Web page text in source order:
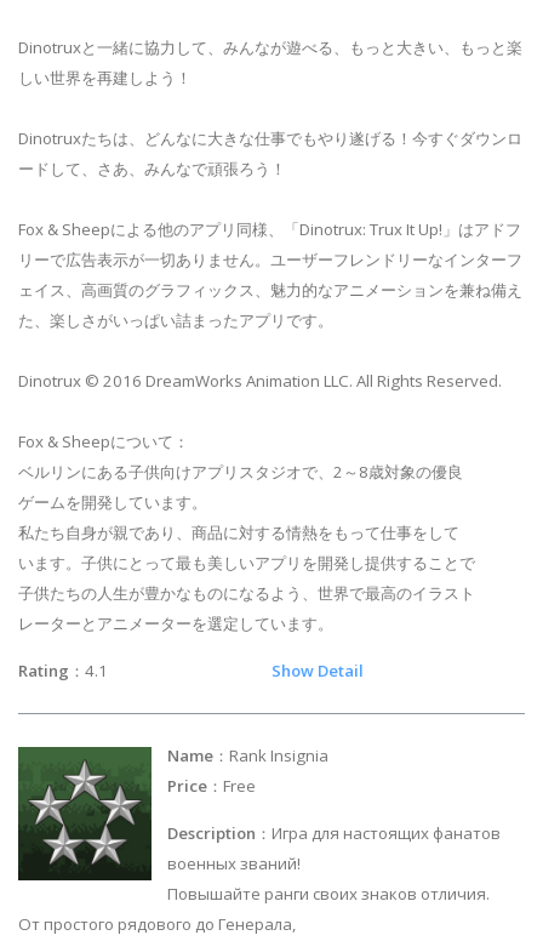
Dinotruxと一緒に協力して、みんなが遊べる、もっと大きい、もっと楽
しい世界を再建しよう！
Dinotruxたちは、どんなに大きな仕事でもやり遂げる！今すぐダウンロ
ードして、さあ、みんなで頑張ろう！
Fox & Sheepによる他のアプリ同様、「Dinotrux: Trux It Up!」はアドフ
リーで広告表示が一切ありません。ユーザーフレンドリーなインターフ
ェイス、高画質のグラフィックス、魅力的なアニメーションを兼ね備え
た、楽しさがいっぱい詰まったアプリです。
Dinotrux © 2016 DreamWorks Animation LLC. All Rights Reserved.
Fox & Sheepについて：
ベルリンにある子供向けアプリスタジオで、2～8歳対象の優良
ゲームを開発しています。
私たち自身が親であり、商品に対する情熱をもって仕事をして
います。子供にとって最も美しいアプリを開発し提供することで
子供たちの人生が豊かなものになるよう、世界で最高のイラスト
レーターとアニメーターを選定しています。
Rating ：4.1 Show Detail
Name ：Rank Insignia
Price ：Free
Description ：Игра для настоящих фанатов
военных званий!
Повышайте ранги своих знаков отличия.
От простого рядового до Генерала,